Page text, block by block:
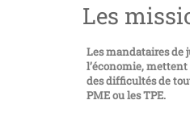
Les
Les mandataires de
l’économie,
des difficultés de
PME ou les TPE.